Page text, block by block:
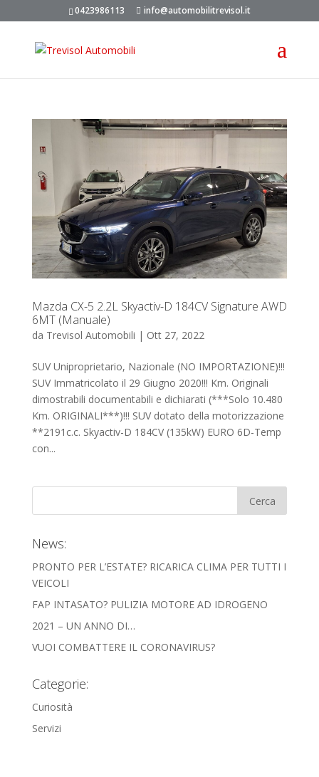
0423986113 info@automobilitrevisol.it
Mazda CX-5 2.2L Skyactiv-D 184CV Signature AWD
6MT (Manuale)
da Trevisol Automobili | Ott 27, 2022
SUV Uniproprietario, Nazionale (NO IMPORTAZIONE)!!!
SUV Immatricolato il 29 Giugno 2020!!! Km. Originali
dimostrabili documentabili e dichiarati (***Solo 10.480
Km. ORIGINALI***)!!! SUV dotato della motorizzazione
**2191c.c. Skyactiv-D 184CV (135kW) EURO 6D-Temp
con...
News:
PRONTO PER L’ESTATE? RICARICA CLIMA PER TUTTI I
VEICOLI
FAP INTASATO? PULIZIA MOTORE AD IDROGENO
2021 – UN ANNO DI…
VUOI COMBATTERE IL CORONAVIRUS?
Categorie:
Curiosità
Servizi